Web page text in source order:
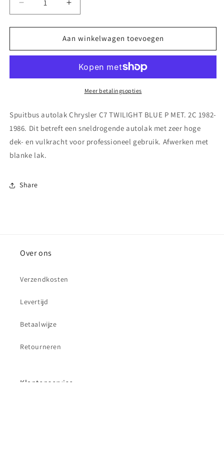
Aantal
verlagen
voor
autolak
P
1982-
Aantal
verhogen
voor
Spuitbus
autolak
BLUE
P
MET.
1982-
1986
Aan winkelwagen toevoegen
Meer betalingsopties
Spuitbus autolak Chrysler C7 TWILIGHT BLUE P MET. 2C 1982-
1986. Dit betreft een sneldrogende autolak met zeer hoge
dek- en vulkracht voor professioneel gebruik. Afwerken met
blanke lak.
Share
Over ons
Verzendkosten
Levertijd
Betaalwijze
Retourneren
Klantenservice